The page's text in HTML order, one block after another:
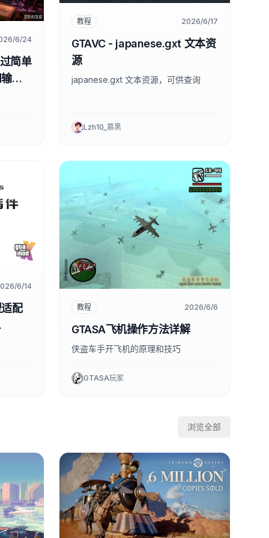
6/24
简单
入
教程 2026/6/17
GTAVC - japanese.gxt 文本资
源
japanese.gxt 文本资源，可供查询
Lzh10_慕黑
6/14
配 教程 2026/6/6
GTASA飞机操作方法详解
侠盗车手开飞机的原理和技巧
GTASA玩家
浏览全部